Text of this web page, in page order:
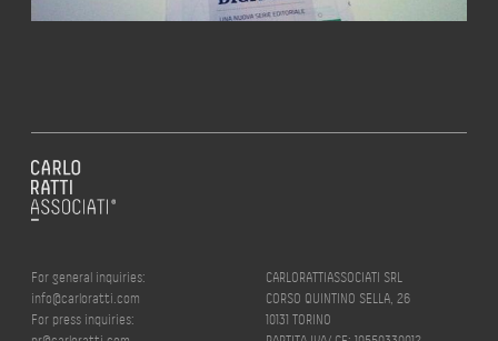
For general inquiries:
info@carloratti.com
For press inquiries:
CARLORATTIASSOCIATI SRL
CORSO QUINTINO SELLA, 26
10131 TORINO